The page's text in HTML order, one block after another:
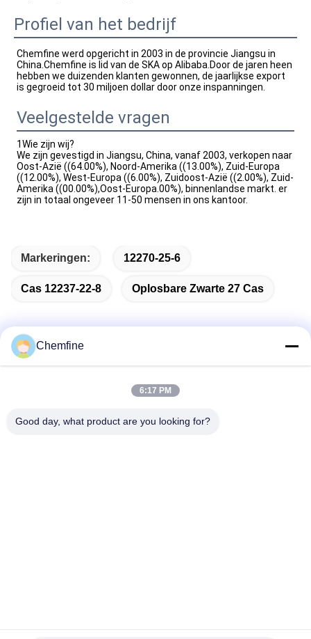
Profiel van het bedrijf
Chemfine werd opgericht in 2003 in de provincie Jiangsu in
China.Chemfine is lid van de SKA op Alibaba.Door de jaren heen
hebben we duizenden klanten gewonnen, de jaarlijkse export
is gegroeid tot 30 miljoen dollar door onze inspanningen.
Veelgestelde vragen
1Wie zijn wij?
We zijn gevestigd in Jiangsu, China, vanaf 2003, verkopen naar
Oost-Azië ((64.00%), Noord-Amerika ((13.00%), Zuid-Europa
((12.00%), West-Europa ((6.00%), Zuidoost-Azië ((2.00%), Zuid-
Amerika ((00.00%),Oost-Europa.00%), binnenlandse markt. er
zijn in totaal ongeveer 11-50 mensen in ons kantoor.
Markeringen: 12270-25-6
Cas 12237-22-8 Oplosbare Zwarte 27 Cas
Zaal 924, Road van No.813 Yinxiu, Wuxi-Stad, Jiangsu,
Chemfine
6:17 PM
Good day, what product are you looking for?